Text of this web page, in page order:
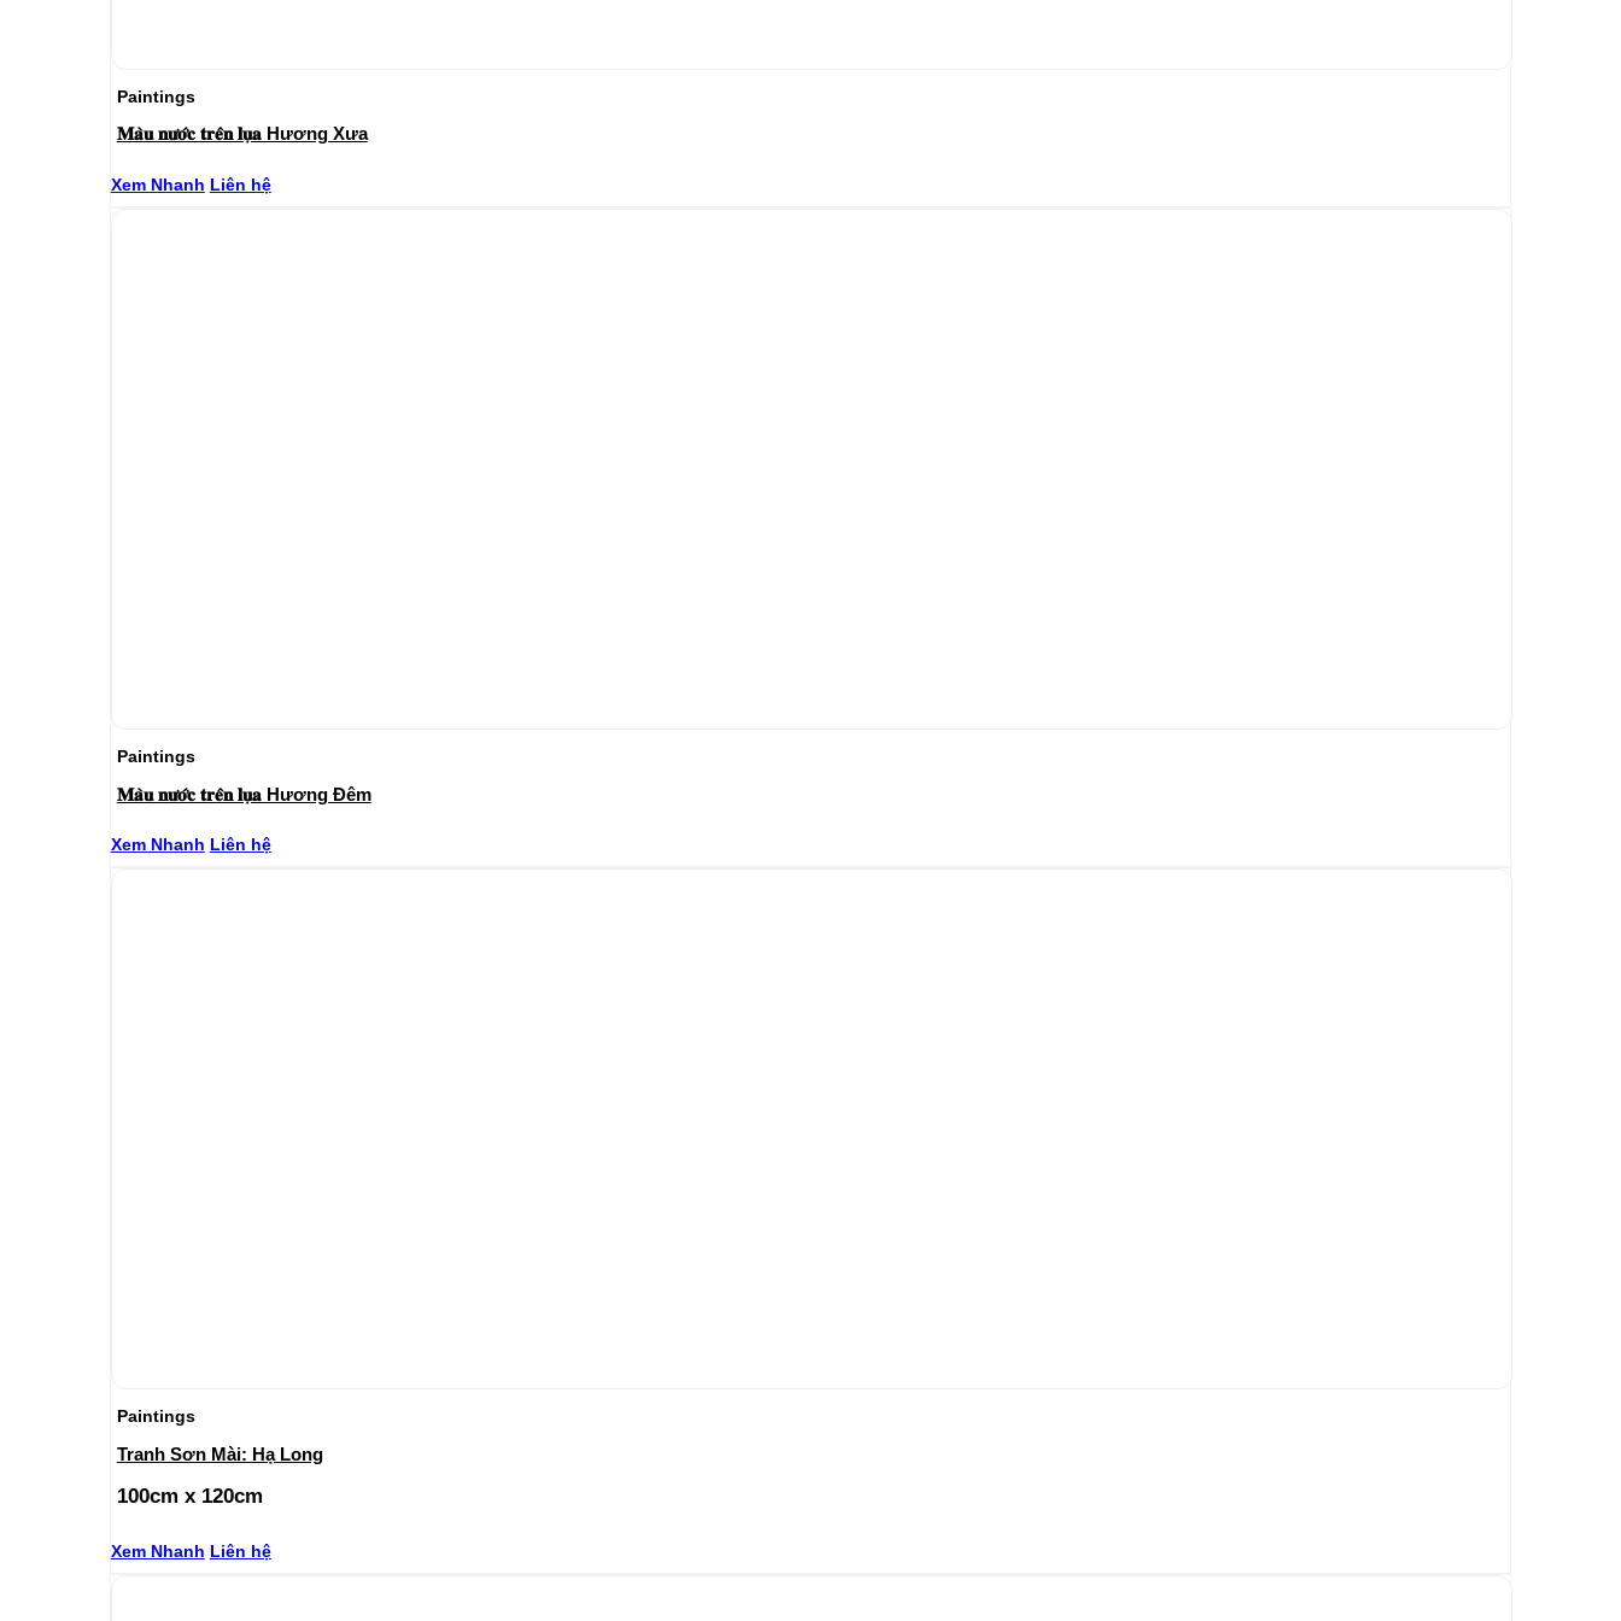
Paintings
𝐌𝐚̀𝐮 𝐧𝐮̛𝐨̛́𝐜 𝐭𝐫𝐞̂𝐧 𝐥𝐮̣𝐚 Hương Xưa
Xem Nhanh Liên hệ
Paintings
𝐌𝐚̀𝐮 𝐧𝐮̛𝐨̛́𝐜 𝐭𝐫𝐞̂𝐧 𝐥𝐮̣𝐚 Hương Đêm
Xem Nhanh Liên hệ
Paintings
Tranh Sơn Mài: Hạ Long
100cm x 120cm
Xem Nhanh Liên hệ